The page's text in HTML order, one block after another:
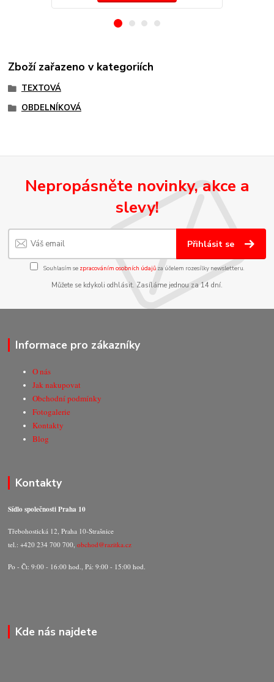
Zboží zařazeno v kategoriích
TEXTOVÁ
OBDELNÍKOVÁ
Nepropásněte novinky, akce a
slevy!
Přihlásit se
Souhlasím se zpracováním osobních údajůza účelem rozesílky newsletteru.
Můžete se kdykoli odhlásit. Zasíláme jednou za 14 dní.
Informace pro zákazníky
O nás
Jak nakupovat
Obchodní podmínky
Fotogalerie
Kontakty
Blog
Kontakty
Sídlo společnosti Praha 10
Třebohostická 12, Praha 10-Strašnice
tel.: +420 234 700 700,obchod@razitka.cz
Po - Čt: 9:00 - 16:00 hod., Pá: 9:00 - 15:00 hod.
Kde nás najdete